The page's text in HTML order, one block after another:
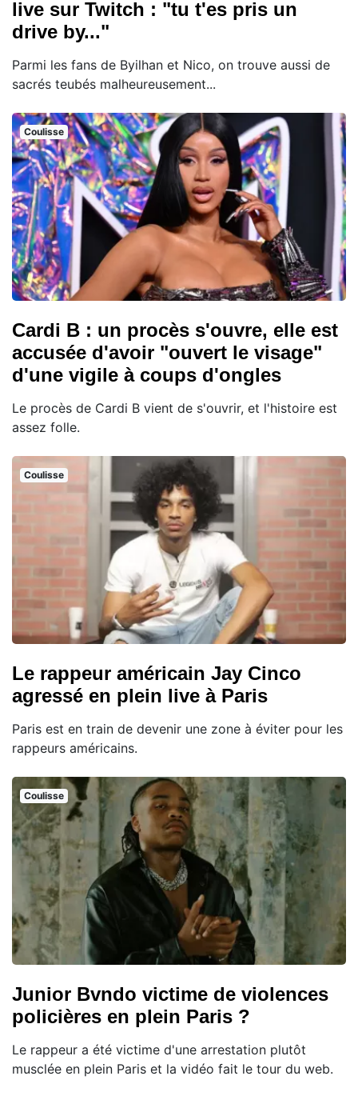
live sur Twitch : "tu t'es pris un
drive by..."
Parmi les fans de Byilhan et Nico, on trouve aussi de
sacrés teubés malheureusement...
Coulisse
Cardi B : un procès s'ouvre, elle est
accusée d'avoir "ouvert le visage"
d'une vigile à coups d'ongles
Le procès de Cardi B vient de s'ouvrir, et l'histoire est
assez folle.
Coulisse
Le rappeur américain Jay Cinco
agressé en plein live à Paris
Paris est en train de devenir une zone à éviter pour les
rappeurs américains.
Coulisse
Junior Bvndo victime de violences
policières en plein Paris ?
Le rappeur a été victime d'une arrestation plutôt
musclée en plein Paris et la vidéo fait le tour du web.